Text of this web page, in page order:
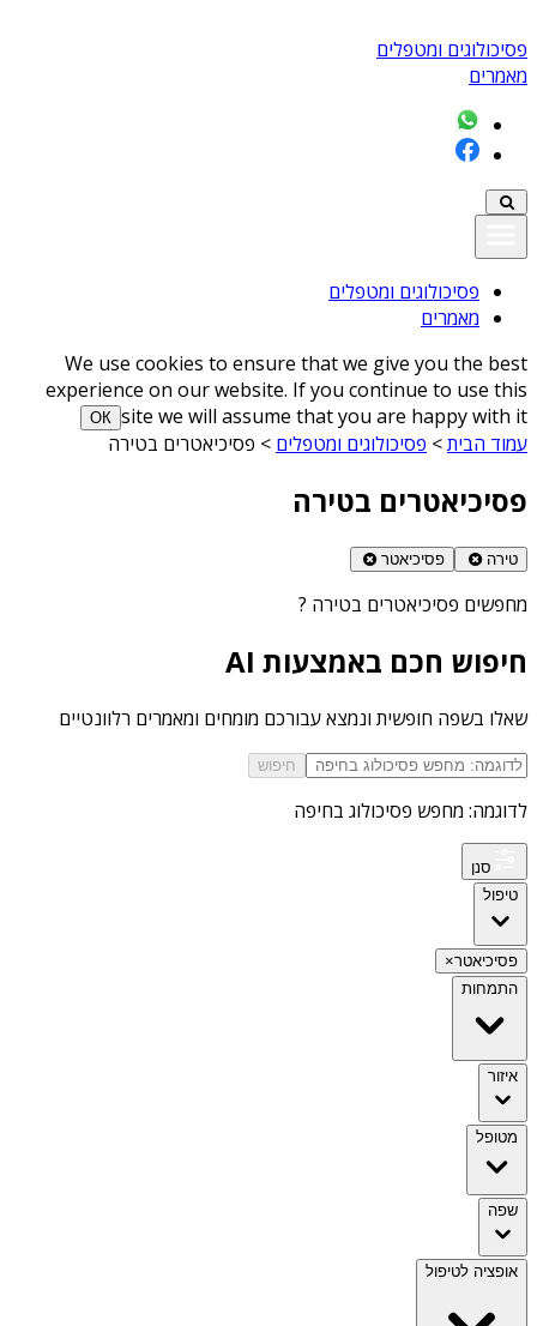
פסיכולוגים ומטפלים
מאמרים
פסיכולוגים ומטפלים
מאמרים
We use cookies to ensure that we give you the best
experience on our website. If you continue to use this
site we will assume that you are happy with it
ОК
עמוד הבית> פסיכולוגים ומטפלים > פסיכיאטרים בטירה
פסיכיאטרים בטירה
טירה פסיכיאטר
מחפשים פסיכיאטרים בטירה ?
חיפוש חכם באמצעות AI
שאלו בשפה חופשית ונמצא עבורכם מומחים ומאמרים רלוונטיים
חיפוש
לדוגמה: מחפש פסיכולוג בחיפה
סנן
טיפול
פסיכיאטר×
התמחות
איזור
מטופל
שפה
אופציה לטיפול